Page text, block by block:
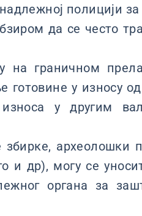
полицији
да се често
на граничном
у износу
износа у другим
археолошки
и др), могу се
органа за